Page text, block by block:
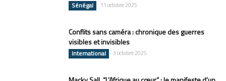
Sénégal 11 octobre 2025
Conflits sans caméra : chronique des guerres
visibles et invisibles
International 3 octobre 2025